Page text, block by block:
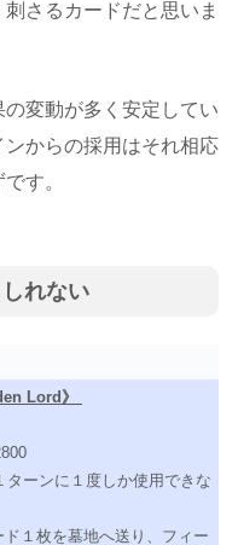
さるカードだと思いま
変動が多く安定してい
からの採用はそれ相応
す。
れない
Lord》
ターンに１度しか使用できな
１枚を墓地へ送り、フィー